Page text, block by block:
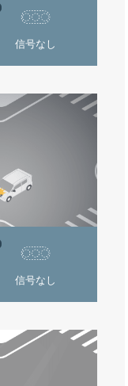
信号なし
信号なし